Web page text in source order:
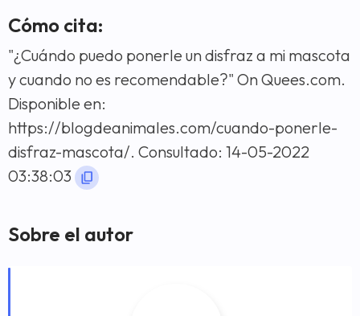
Cómo cita:
"¿Cuándo puedo ponerle un disfraz a mi mascota
y cuando no es recomendable?" On Quees.com.
Disponible en:
https://blogdeanimales.com/cuando-ponerle-
disfraz-mascota/. Consultado: 14-05-2022
03:38:03
Sobre el autor